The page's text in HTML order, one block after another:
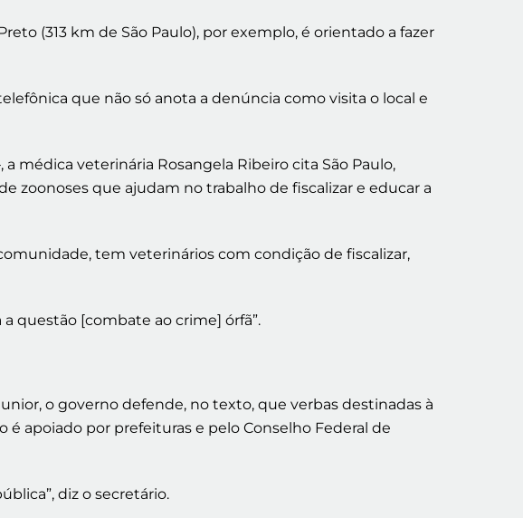
(313 km de São Paulo), por exemplo, é orientado a fazer
que não só anota a denúncia como visita o local e
médica veterinária Rosangela Ribeiro cita São Paulo,
zoonoses que ajudam no trabalho de fiscalizar e educar a
tem veterinários com condição de fiscalizar,
a questão [combate ao crime] órfã”.
o governo defende, no texto, que verbas destinadas à
apoiado por prefeituras e pelo Conselho Federal de
diz o secretário.